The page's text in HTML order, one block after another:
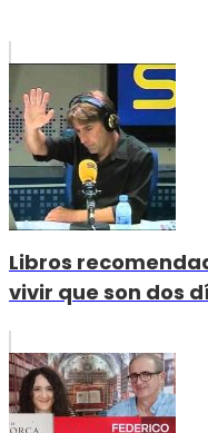
Libros
vivir que son dos